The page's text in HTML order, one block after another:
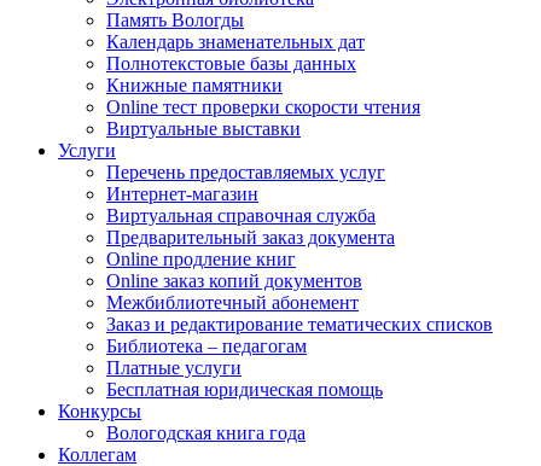
Память Вологды
Календарь знаменательных дат
Полнотекстовые базы данных
Книжные памятники
Online тест проверки скорости чтения
Виртуальные выставки
Услуги
Перечень предоставляемых услуг
Интернет-магазин
Виртуальная справочная служба
Предварительный заказ документа
Online продление книг
Online заказ копий документов
Межбиблиотечный абонемент
Заказ и редактирование тематических списков
Библиотека – педагогам
Платные услуги
Бесплатная юридическая помощь
Конкурсы
Вологодская книга года
Коллегам